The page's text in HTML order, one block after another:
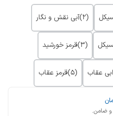
(۲)آبی نقش و نگار
(۳)قرمز خورشید
(۵)قرمز عقاب